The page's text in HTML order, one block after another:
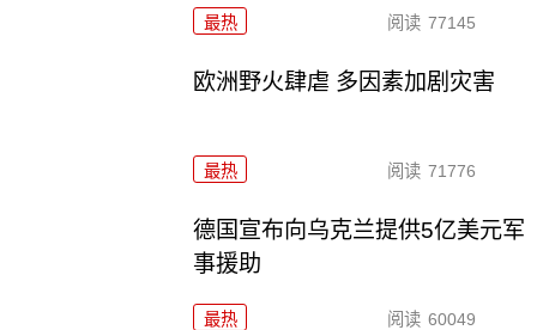
最热 阅读 77145
欧洲野火肆虐 多因素加剧灾害
最热 阅读 71776
德国宣布向乌克兰提供5亿美元军
事援助
最热 阅读 60049